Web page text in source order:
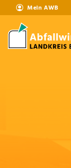
Mein AWB